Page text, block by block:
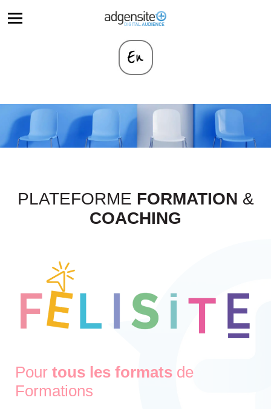
PLATEFORME FORMATION &
COACHING
Pour tous les formats de
Formations